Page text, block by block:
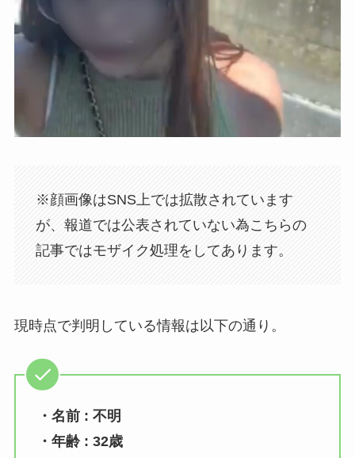
※顔画像はSNS上では拡散されています
が、報道では公表されていない為こちらの
記事ではモザイク処理をしてあります。
現時点で判明している情報は以下の通り。
・名前 : 不明
・年齢 : 32歳